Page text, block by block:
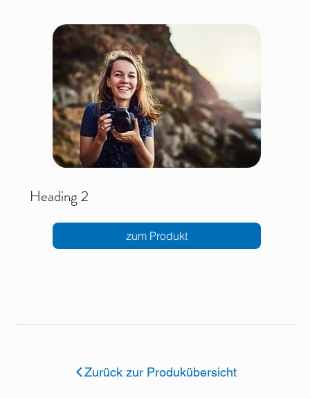
Heading 2
zum Produkt
Zurück zur Produkübersicht